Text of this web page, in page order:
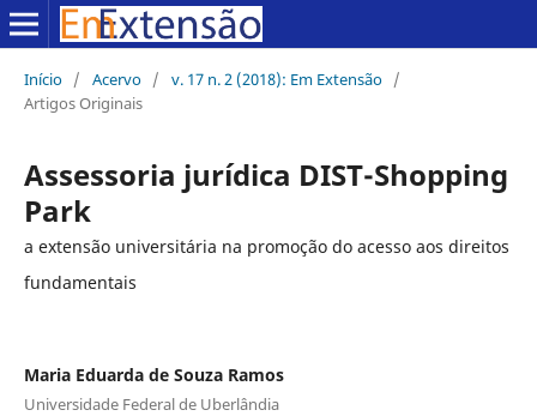
Início / Acervo / v. 17 n. 2 (2018): Em Extensão /
Artigos Originais
Assessoria jurídica DIST-Shopping
Park
a extensão universitária na promoção do acesso aos direitos
fundamentais
Maria Eduarda de Souza Ramos
Universidade Federal de Uberlândia